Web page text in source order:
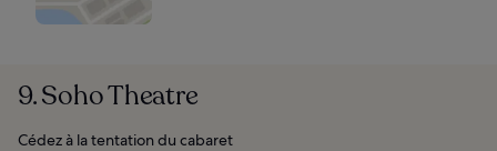
9. Soho Theatre
Cédez à la tentation du cabaret